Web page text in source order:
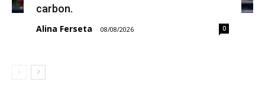
carbon.
Alina Ferseta - 08/08/2026 0